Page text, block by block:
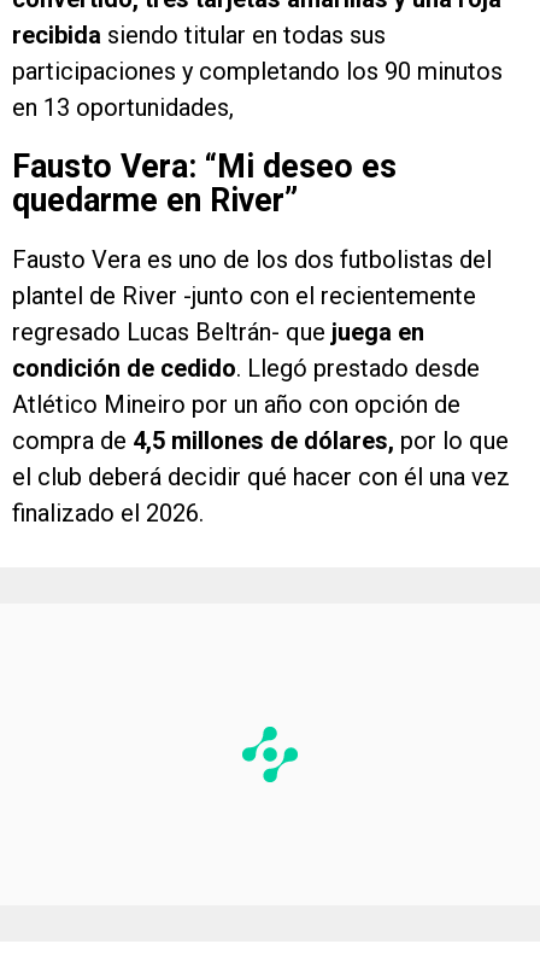
recibida siendo titular en todas sus
participaciones y completando los 90 minutos
en 13 oportunidades,
Fausto Vera: “Mi deseo es
quedarme en River”
Fausto Vera es uno de los dos futbolistas del
plantel de River -junto con el recientemente
regresado Lucas Beltrán- que juega en
condición de cedido. Llegó prestado desde
Atlético Mineiro por un año con opción de
compra de 4,5 millones de dólares, por lo que
el club deberá decidir qué hacer con él una vez
finalizado el 2026.